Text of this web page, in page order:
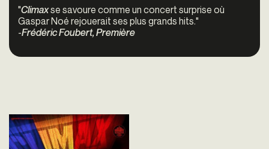
"Climaxse savoure comme un concert surprise où
Gaspar Noé rejouerait ses plus grands hits."
-Frédéric Foubert, Première